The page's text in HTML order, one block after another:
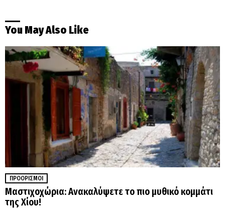
You May Also Like
ΠΡΟΟΡΙΣΜΟΊ
Μαστιχοχώρια: Ανακαλύψετε το πιο μυθικό κομμάτι
της Χίου!